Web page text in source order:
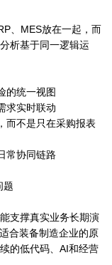
、MES放在一起，而
析基于同一逻辑运
的统一视图
求实时联动
而不是只在采购报表
常协同链路
题
支撑真实业务长期演
合装备制造企业的原
的低代码、AI和经营